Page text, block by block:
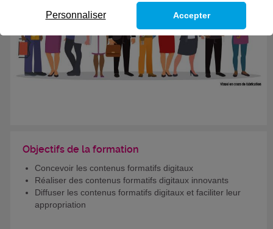
Objectifs de la formation
Concevoir les contenus formatifs digitaux
Réaliser des contenus formatifs digitaux innovants
Diffuser les contenus formatifs digitaux et faciliter leur
appropriation
Personnaliser Accepter